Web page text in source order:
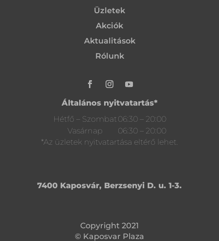
Üzletek
Akciók
Aktualitások
Rólunk
Általános nyitvatartás*
Hétfő – Szombat 06:30 – 20:00
Vasárnap
06:30 – 20:00
*Az üzletek nyitvatartása eltérő lehet.
7400 Kaposvár, Berzsenyi D. u. 1-3.
Copyright 2021
© Kaposvar Plaza